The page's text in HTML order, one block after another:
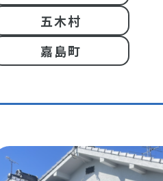
五木村
嘉島町